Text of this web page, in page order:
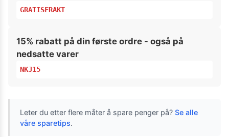
GRATISFRAKT
15% rabatt på din første ordre - også på
nedsatte varer
NKJ15
Leter du etter flere måter å spare penger på? Se alle
våre sparetips.